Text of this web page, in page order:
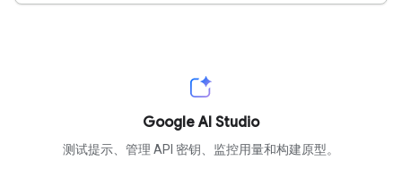
Google AI Studio
测试提示、管理 API 密钥、监控用量和构建原型。